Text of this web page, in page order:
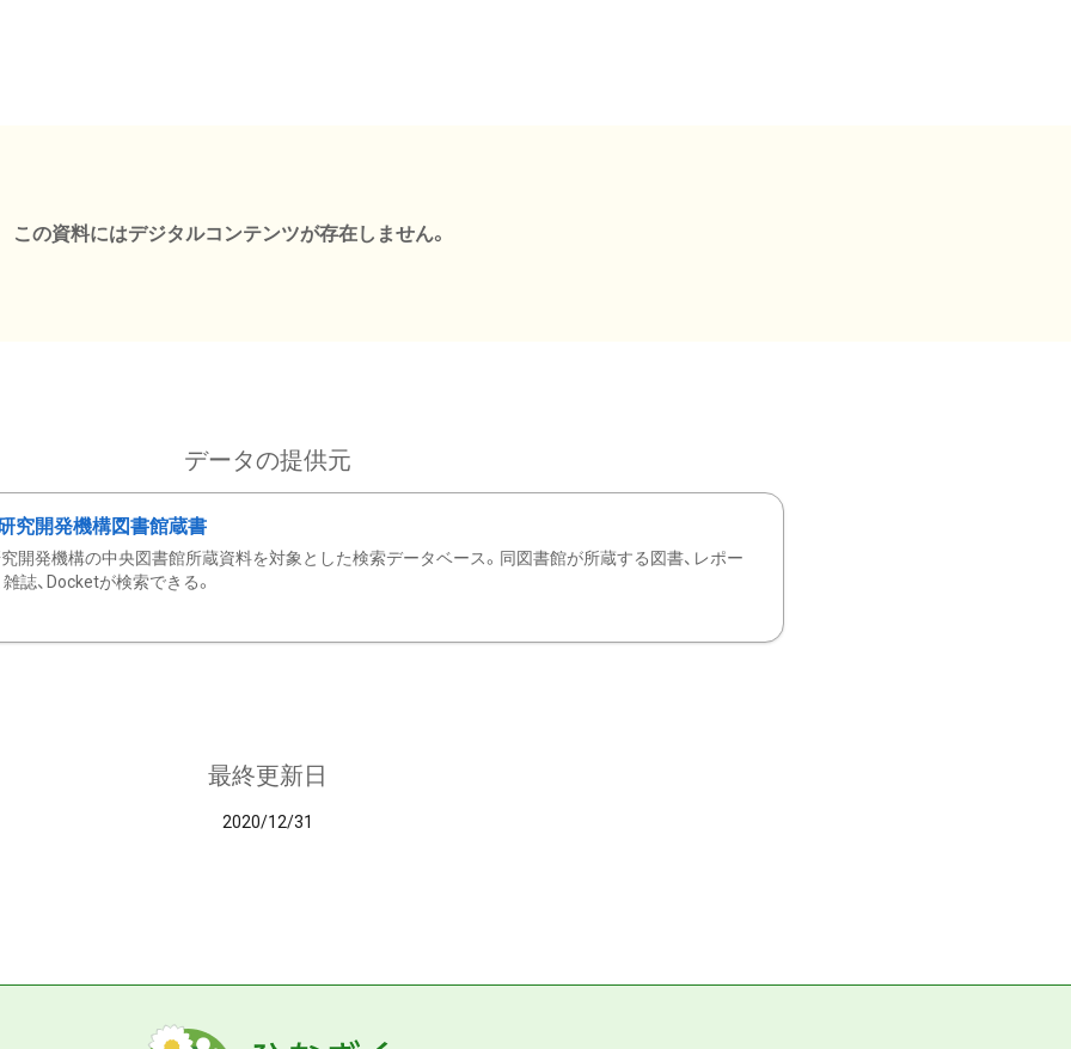
この資料にはデジタルコンテンツが存在しません。
データの提供元
究開発機構図書館蔵書
開発機構の中央図書館所蔵資料を対象とした検索データベース。同図書館が所蔵する図書、レポー
雑誌、Docketが検索できる。
最終更新日
2020/12/31